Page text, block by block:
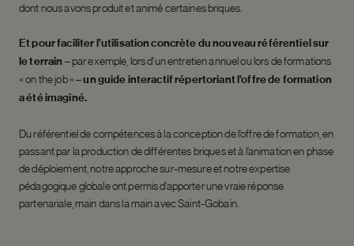
dont nous avons produit et animé certaines briques.
Et pour faciliter l’utilisation concrète du nouveau référentiel sur
le terrain – par exemple, lors d’un entretien annuel ou lors de formations
« on the job » –un guide interactif répertoriant l’offre de formation
a été imaginé.
Du référentiel de compétences à la conception de l’offre de formation, en
passant par la production de différentes briques et à l’animation en phase
de déploiement, notre approche sur-mesure et notre expertise
pédagogique globale ont permis d’apporter une vraie réponse
partenariale, main dans la main avec Saint-Gobain.